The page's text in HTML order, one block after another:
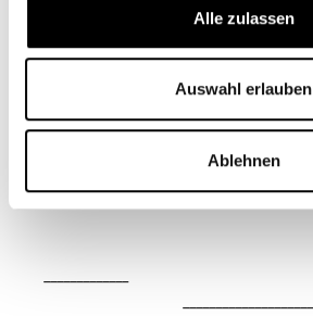
Alle zulassen
Auswahl erlauben
Ablehnen
Anschrift des/der Verbraucher(s)
_________________________________
_________________________________